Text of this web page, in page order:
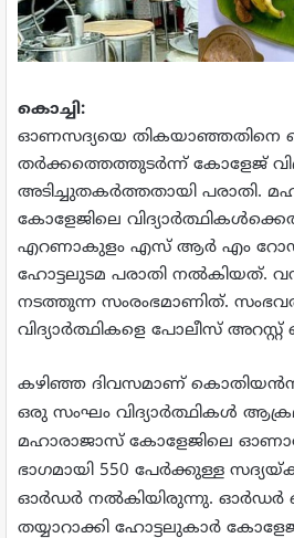
കൊച്ചി:
ഓണസദ്യയെ തികയാഞ്ഞതിനെ
തര്‍ക്കത്തെത്തുടര്‍ന്ന് കോളേജ്
അടിച്ചുതകര്‍ത്തതായി പരാതി.
കോളേജിലെ
എറണാകുളം എസ് ആര്‍ എം
ഹോട്ടലുടമ പരാതി നല്‍കിയത്.
നടത്തുന്ന സംരംഭമാണിത്.
വിദ്യാര്‍ത്ഥികളെ പോലീസ്
കഴിഞ്ഞ ദിവസമാണ് കൊതിയന്‍സ്
ഒരു സംഘം വിദ്യാര്‍ത്ഥികള്‍
മഹാരാജാസ് കോളേജിലെ
ഭാഗമായി 550 പേര്‍ക്കുള്ള
ഓര്‍ഡര്‍ നല്‍കിയിരുന്നു. ഓര്‍ഡര്‍
തയ്യാറാക്കി ഹോട്ടലുകാര്‍